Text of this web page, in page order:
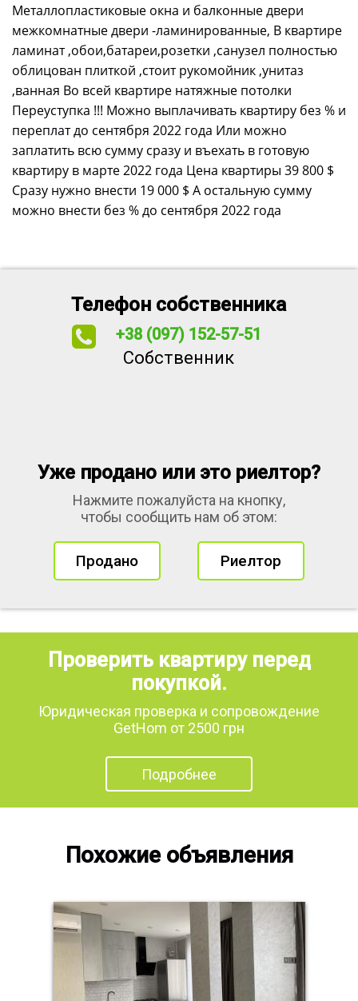
Металлопластиковые окна и балконные двери
межкомнатные двери -ламинированные, В квартире
ламинат ,обои,батареи,розетки ,санузел полностью
облицован плиткой ,стоит рукомойник ,унитаз
,ванная Во всей квартире натяжные потолки
Переуступка !!! Можно выплачивать квартиру без % и
переплат до сентября 2022 года Или можно
заплатить всю сумму сразу и въехать в готовую
квартиру в марте 2022 года Цена квартиры 39 800 $
Сразу нужно внести 19 000 $ А остальную сумму
можно внести без % до сентября 2022 года
Телефон собственника
+38 (097) 152-57-51
Собственник
Уже продано или это риелтор?
Нажмите пожалуйста на кнопку,
чтобы сообщить нам об этом:
Продано Риелтор
Проверить квартиру перед
покупкой.
Юридическая проверка и сопровождение
GetHom от 2500 грн
Подробнее
Похожие объявления